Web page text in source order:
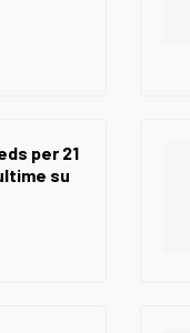
per 21
su